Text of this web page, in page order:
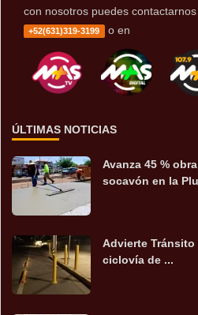
con nosotros puedes contactarnos
+52(631)319-3199 o en
ÚLTIMAS NOTICIAS
Avanza 45 %
socavón en la
Advierte
ciclovía de ...